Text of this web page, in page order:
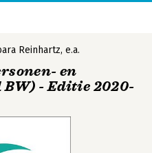
Reinhartz, e.a.
en
- Editie 2020-